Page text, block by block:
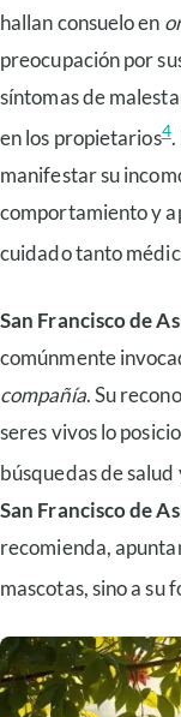
hallan consuelo en
preocupación por
síntomas de
en los propietarios4.
manifestar su
comportamiento y
cuidado tanto
San Francisco de
comúnmente
compañía. Su
seres vivos lo
búsquedas de
San Francisco de
recomienda,
mascotas, sino a